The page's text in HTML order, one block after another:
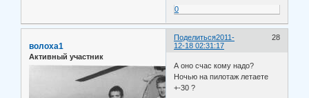
0
Поделиться 28
2011-
12-18 02:31:17
волоха1
Активный участник
А оно счас кому надо?
Ночью на пилотаж летаете
+-30 ?